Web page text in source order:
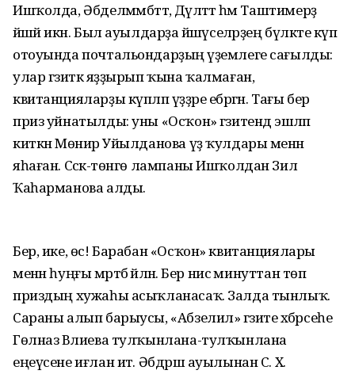
Ишҡолда, Әбделмәмбәттә, Дәүләттә һәм Таштимерҙә
йәшәй икән. Был ауылдарҙа йәшәүселәрҙең бүләкте күп
отоуында почтальондарҙың әүҙемлеге сағылды:
улар гәзиткә яҙҙырып ҡына ҡалмаған,
квитанцияларҙы күпләп үҙҙәре ебәргән. Тағы бер
приз уйнатылды: уны «Осҡон» гәзитендә эшләп
киткән Мөнирә Уйылданова үҙ ҡулдары менән
яһаған. Сәскә-төнгө лампаны Ишҡолдан Зилә
Ҡаһарманова алды.
Бер, ике, өс! Барабан «Осҡон» квитанциялары
менән һуңғы мәртәбә әйләнә. Бер нисә минуттан төп
приздың хужаһы асыҡланасаҡ. Залда тынлыҡ.
Сараны алып барыусы, «Абзелил» гәзите хәбәрсеһе
Гөлназ Вәлиева тулҡынлана-тулҡынлана
еңеүсене иғлан итә. Әбдрәш ауылынан С. Х.